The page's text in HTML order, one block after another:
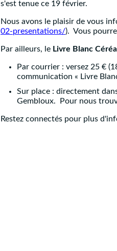
s'est tenue ce 19 février.
Nous avons le plaisir de vous
02-presentations/). Vous
Par ailleurs, le Livre Blanc
Par courrier : versez 25 €
communication « Livre
Sur place : directement
Gembloux. Pour nous
Restez connectés pour plus